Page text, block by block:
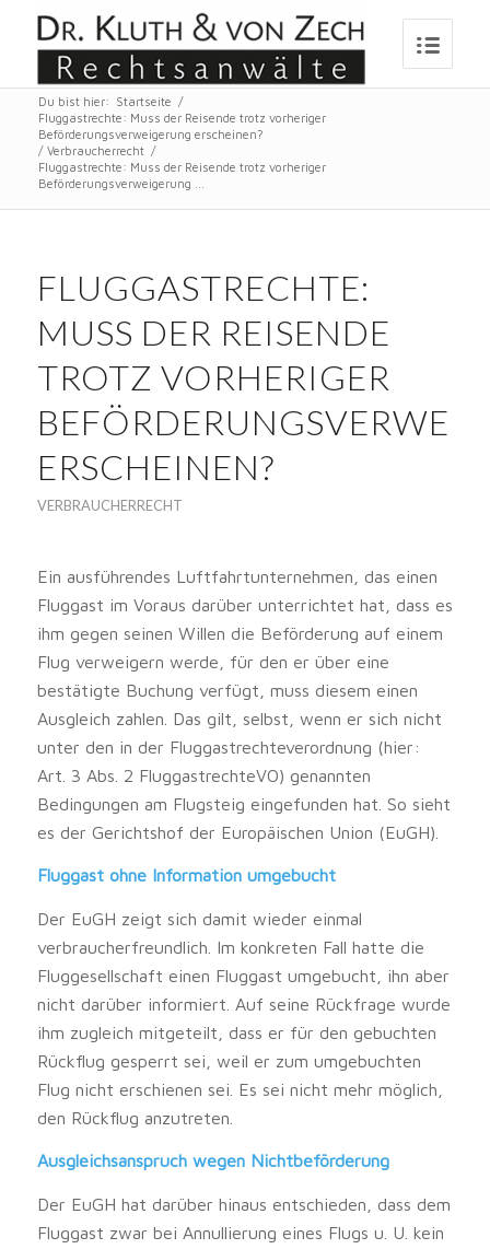
Du bist hier: Startseite
/
Fluggastrechte: Muss der Reisende trotz vorheriger
Beförderungsverweigerung erscheinen?
/ Verbraucherrecht /
Fluggastrechte: Muss der Reisende trotz vorheriger
Beförderungsverweigerung ...
FLUGGASTRECHTE:
MUSS DER REISENDE
TROTZ VORHERIGER
ERSCHEINEN?
VERBRAUCHERRECHT
Ein ausführendes Luftfahrtunternehmen, das einen
Fluggast im Voraus darüber unterrichtet hat, dass es
ihm gegen seinen Willen die Beförderung auf einem
Flug verweigern werde, für den er über eine
bestätigte Buchung verfügt, muss diesem einen
Ausgleich zahlen. Das gilt, selbst, wenn er sich nicht
unter den in der Fluggastrechteverordnung (hier:
Art. 3 Abs. 2 FluggastrechteVO) genannten
Bedingungen am Flugsteig eingefunden hat. So sieht
es der Gerichtshof der Europäischen Union (EuGH).
Fluggast ohne Information umgebucht
Der EuGH zeigt sich damit wieder einmal
verbraucherfreundlich. Im konkreten Fall hatte die
Fluggesellschaft einen Fluggast umgebucht, ihn aber
nicht darüber informiert. Auf seine Rückfrage wurde
ihm zugleich mitgeteilt, dass er für den gebuchten
Rückflug gesperrt sei, weil er zum umgebuchten
Flug nicht erschienen sei. Es sei nicht mehr möglich,
den Rückflug anzutreten.
Ausgleichsanspruch wegen Nichtbeförderung
Der EuGH hat darüber hinaus entschieden, dass dem
Fluggast zwar bei Annullierung eines Flugs u. U. kein